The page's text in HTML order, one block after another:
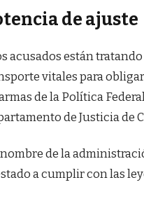
de ajuste
acusados ​​están
vitales para
de la Política
de Justicia de
de la
a cumplir con las